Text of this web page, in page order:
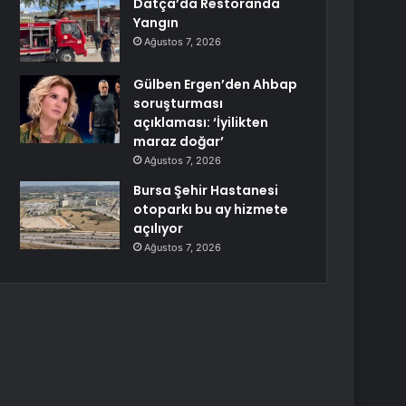
Datça’da Restoranda
Yangın
Ağustos 7, 2026
Gülben Ergen’den Ahbap
soruşturması
açıklaması: ‘İyilikten
maraz doğar’
Ağustos 7, 2026
Bursa Şehir Hastanesi
otoparkı bu ay hizmete
açılıyor
Ağustos 7, 2026